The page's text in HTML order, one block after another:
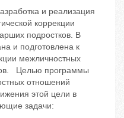
и реализация
коррекции
подростков. В
и подготовлена к
межличностных
Целью программы
отношений
этой цели в
задачи: